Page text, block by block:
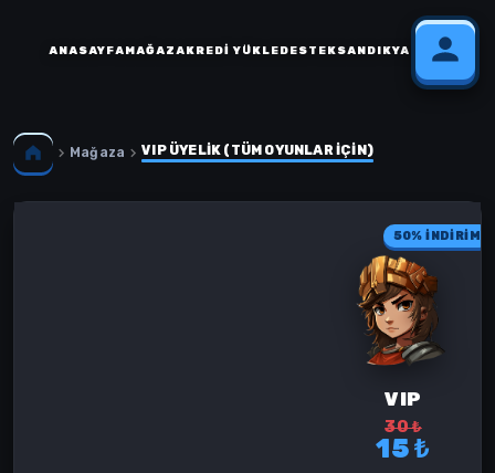
ANASAYFAMAĞAZAKREDI YÜKLEDESTEKSANDIKYARDIM
Mağaza VIP ÜYELİK (TÜM OYUNLAR İÇİN)
50% İNDİRİM
VIP
30 ₺
15 ₺